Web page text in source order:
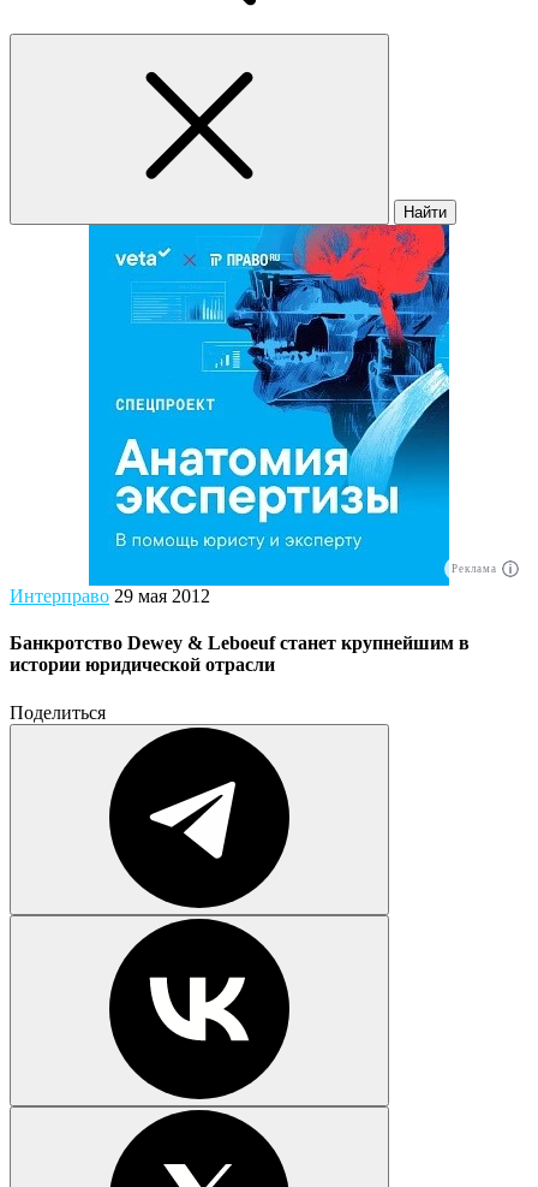
Найти
Реклама
Интерправо 29 мая 2012
Банкротство Dewey & Leboeuf станет крупнейшим в
истории юридической отрасли
Поделиться